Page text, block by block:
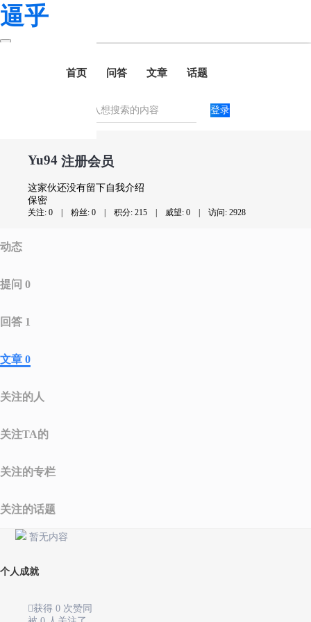
逼乎
首页 问答 文章 话题
登录
Yu94 注册会员
这家伙还没有留下自我介绍
保密
关注: 0 | 粉丝: 0 | 积分: 215 | 威望: 0 | 访问: 2928
动态
提问 0
回答 1
文章 0
关注的人
关注TA的
关注的专栏
关注的话题
暂无内容
个人成就
获得 0 次赞同